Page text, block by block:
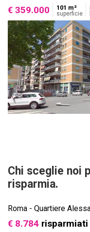
€ 359.000 101 m²
superficie
Chi sceglie noi
risparmia.
Roma - Quartiere
€ 8.784 risparmiati